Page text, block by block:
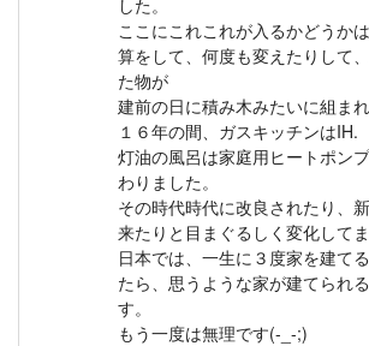
ここにこれこれが入るかどうか
算をして、何度も変えたりして
た物が
建前の日に積み木みたいに組まれ
１６年の間、ガスキッチンはIH.
灯油の風呂は家庭用ヒートポン
わりました。
その時代時代に改良されたり、
来たりと目まぐるしく変化してま
日本では、一生に３度家を建て
たら、思うような家が建てられ
す。
もう一度は無理です(-_-;)